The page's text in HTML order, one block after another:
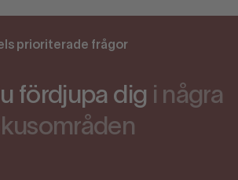
prioriterade frågor
fördjupa dig i några